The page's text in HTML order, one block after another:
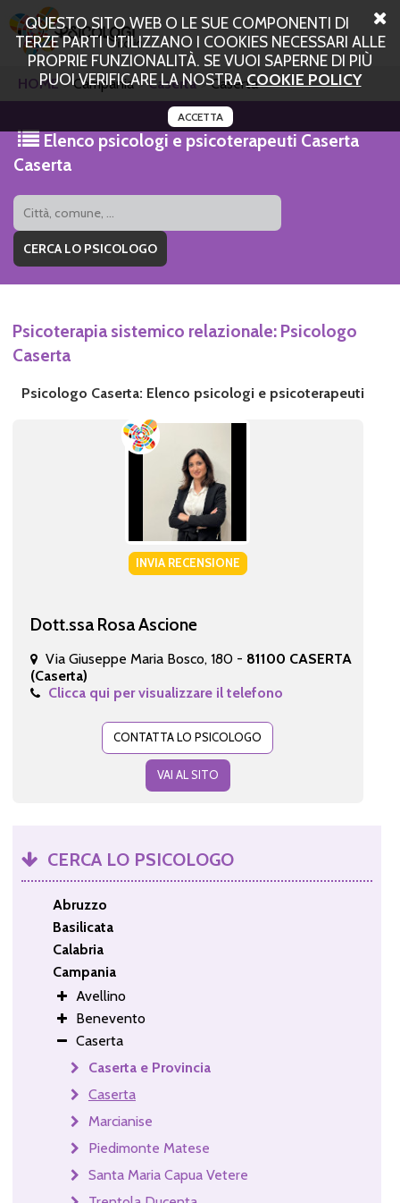
QUESTO SITO WEB O LE SUE COMPONENTI DI
TERZE PARTI UTILIZZANO I COOKIES NECESSARI ALLE
PROPRIE FUNZIONALITÀ. SE VUOI SAPERNE DI PIÙ
PUOI VERIFICARE LA NOSTRACOOKIE POLICY
ACCETTA
HOME Campania Caserta Caserta
Elenco psicologi e psicoterapeuti Caserta
Caserta
Psicoterapia sistemico relazionale: Psicologo
Caserta
Psicologo Caserta: Elenco psicologi e psicoterapeuti
INVIA RECENSIONE
Dott.ssa Rosa Ascione
Via Giuseppe Maria Bosco, 180 - 81100 CASERTA
(Caserta)
Clicca qui per visualizzare il telefono
CONTATTA LO PSICOLOGO
VAI AL SITO
CERCA LO PSICOLOGO
Abruzzo
Basilicata
Calabria
Campania
Avellino
Benevento
Caserta
Caserta e Provincia
Caserta
Marcianise
Piedimonte Matese
Santa Maria Capua Vetere